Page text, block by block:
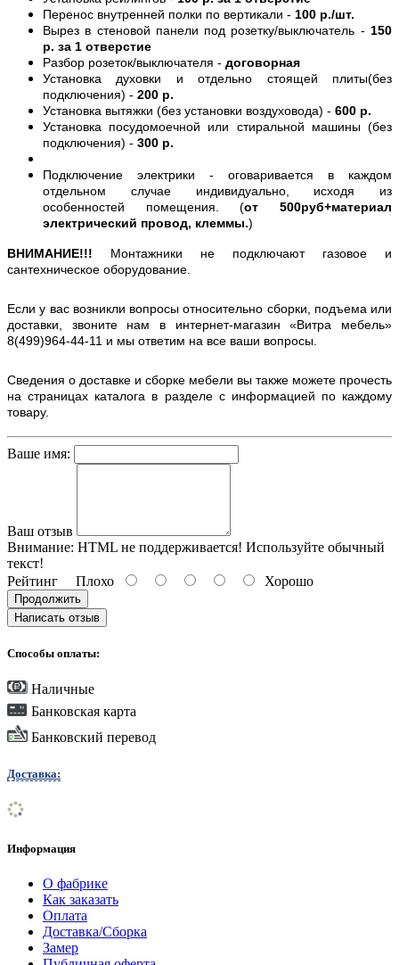
Перенос внутренней полки по вертикали - 100 р./шт.
Вырез в стеновой панели под розетку/выключатель - 150
р. за 1 отверстие
Разбор розеток/выключателя - договорная
Установка духовки и отдельно стоящей плиты(без
подключения) - 200 р.
Установка вытяжки (без установки воздуховода) - 600 р.
Установка посудомоечной или стиральной машины (без
подключения) - 300 р.
Подключение электрики - оговаривается в каждом
отдельном случае индивидуально, исходя из
особенностей помещения. (от 500руб+материал
электрический провод, клеммы.)
ВНИМАНИЕ!!! Монтажники не подключают газовое и
сантехническое оборудование.
Если у вас возникли вопросы относительно сборки, подъема или
доставки, звоните нам в интернет-магазин «Витра мебель»
8(499)964-44-11 и мы ответим на все ваши вопросы.
Сведения о доставке и сборке мебели вы также можете прочесть
на страницах каталога в разделе с информацией по каждому
товару.
Ваше имя:
Ваш отзыв
Внимание: HTML не поддерживается! Используйте обычный
текст!
Рейтинг Плохо Хорошо
Продолжить
Написать отзыв
Способы оплаты:
Наличные
Банковская карта
Банковский перевод
Доставка:
Информация
О фабрике
Как заказать
Оплата
Доставка/Сборка
Замер